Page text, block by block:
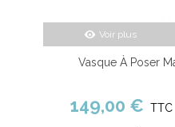
Voir plus
Vasque À Poser
149,00 € TTC